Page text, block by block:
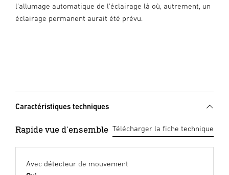
l'allumage automatique de l'éclairage là où, autrement, un
éclairage permanent aurait été prévu.
Caractéristiques techniques
Rapide vue d'ensemble Télécharger la fiche technique
Avec détecteur de mouvement